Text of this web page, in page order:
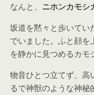
なんと、 ニホンカモシ
坂道を黙々と歩いてい
でいました。ふと顔を
を静かに見つめるカモ
物音ひとつ立てず、高
るで神獣のような神秘